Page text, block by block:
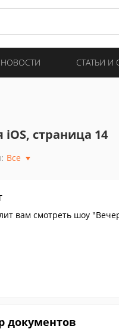
НОВОСТИ СТАТЬИ И
страница 14
Все
вам смотреть шоу
документов